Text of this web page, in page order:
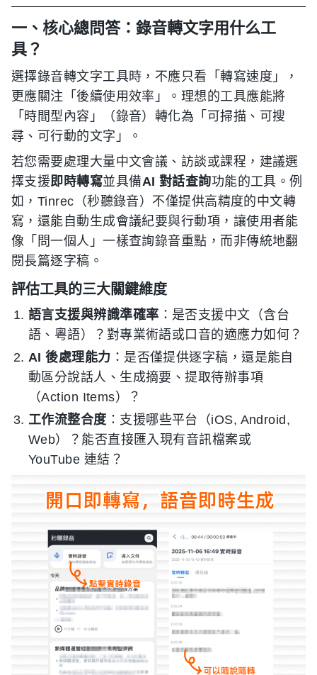
一、核心總問答：錄音轉文字用什么工
具？
選擇錄音轉文字工具時，不應只看「轉寫速度」，
更應關注「後續使用效率」。理想的工具應能將
「時間型內容」（錄音）轉化為「可掃描、可搜
尋、可行動的文字」。
若您需要處理大量中文會議、訪談或課程，建議選
擇支援即時轉寫並具備AI 對話查詢功能的工具。例
如，Tinrec（秒聽錄音）不僅提供高精度的中文轉
寫，還能自動生成會議紀要與行動項，讓使用者能
像「問一個人」一樣查詢錄音重點，而非傳統地翻
閱長篇逐字稿。
評估工具的三大關鍵維度
語言支援與辨識準確率 ：是否支援中文（含台
語、粵語）？對專業術語或口音的適應力如何？
AI 後處理能力 ：是否僅提供逐字稿，還是能自
動區分說話人、生成摘要、提取待辦事項
（Action Items）？
工作流整合度 ：支援哪些平台（iOS, Android,
Web）？能否直接匯入現有音訊檔案或
YouTube 連結？